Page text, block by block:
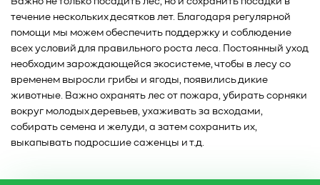
течение нескольких десятков лет. Благодаря регулярной
помощи мы можем обеспечить поддержку и соблюдение
всех условий для правильного роста леса. Постоянный уход
необходим зарождающейся экосистеме, чтобы в лесу со
временем выросли грибы и ягоды, появились дикие
животные. Важно охранять лес от пожара, убирать сорняки
вокруг молодых деревьев, ухаживать за всходами,
собирать семена и желуди, а затем сохранить их,
выкапывать подросшие саженцы и т.д.